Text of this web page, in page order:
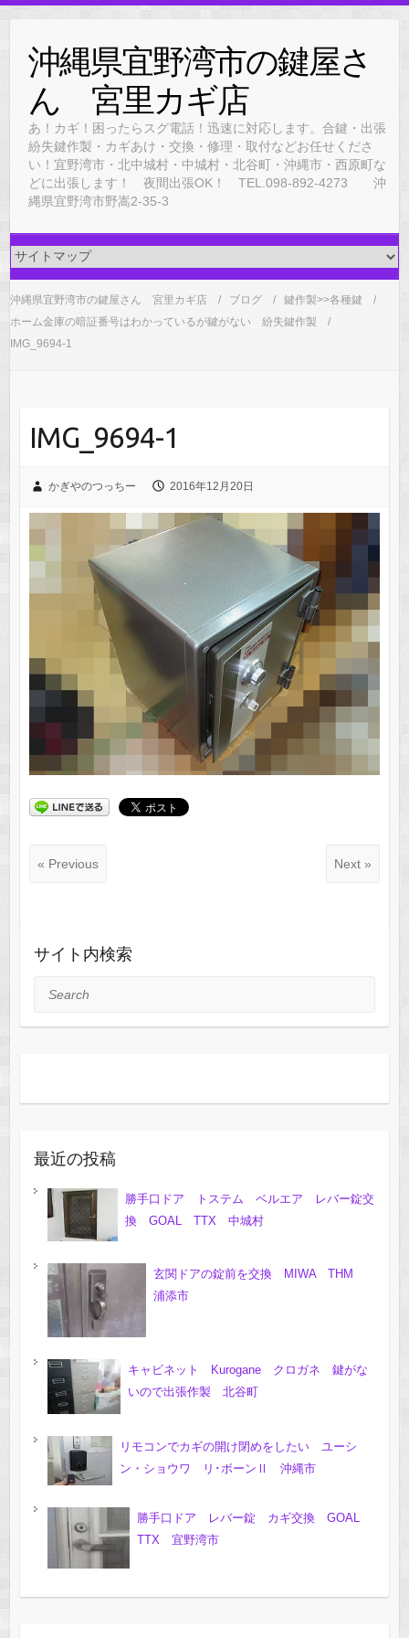
content沖縄県宜野湾市の鍵屋さ
ん 宮里カギ店
あ！カギ！困ったらスグ電話！迅速に対応します。合鍵・出張
紛失鍵作製・カギあけ・交換・修理・取付などお任せくださ
い！宜野湾市・北中城村・中城村・北谷町・沖縄市・西原町な
どに出張します！ 夜間出張OK！ TEL.098-892-4273 沖
縄県宜野湾市野嵩2-35-3
沖縄県宜野湾市の鍵屋さん 宮里カギ店 ブログ
鍵作製>>各種鍵
ホーム金庫の暗証番号はわかっているが鍵がない 紛失鍵作製
IMG_9694-1
IMG_9694-1
かぎやのつっちー 2016年12月20日
« Previous Next »
サイト内検索
Search
最近の投稿
勝手口ドア トステム ベルエア レバー錠交
換 GOAL TTX 中城村
玄関ドアの錠前を交換 MIWA THM
浦添市
キャビネット Kurogane クロガネ 鍵がな
いので出張作製 北谷町
リモコンでカギの開け閉めをしたい ユーシ
ン・ショウワ リ･ボーンⅡ 沖縄市
勝手口ドア レバー錠 カギ交換 GOAL
TTX 宜野湾市